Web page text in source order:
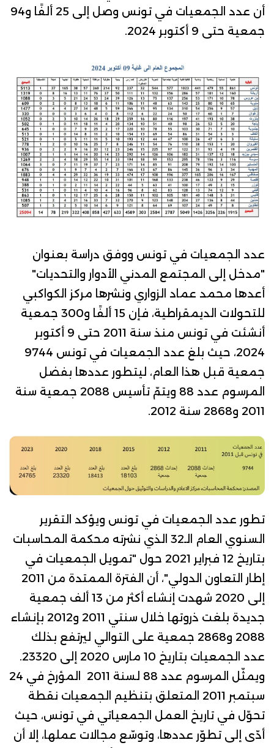
أن عدد الجمعيات في تونس وصل إلى 25 ألفًا و94
جمعية حتى 9 أكتوبر 2024.
عدد الجمعيات في تونس ووفق دراسة بعنوان
"مدخل إلى المجتمع المدني الأدوار والتحديات"
أعدها محمد عماد الزواري ونشرها مركز الكواكبي
للتحولات الديمقراطية
، فإن 15 ألفًا و300 جمعية
أنشئت في تونس منذ سنة 2011 حتى 9 أكتوبر
2024، حيث بلغ عدد الجمعيات في تونس 9744
جمعية قبل هذا العام، ليتطور عددها بفضل
المرسوم عدد 88
ويتمّ تأسيس 2088 جمعية سنة
2011 و2868 سنة 2012.
تطور عدد الجمعيات في تونس ويؤكد التقرير
السنوي العام الـ32 الذي نشرته
محكمة المحاسبات
بتاريخ 12 فبراير 2021 حول "تمويل الجمعيات في
إطار التعاون الدولي"، أن
الفترة الممتدة من 2011
إلى 2020 شهدت إنشاء أكثر من 13 ألف جمعية
جديدة بلغت ذروتها خلال سنتي 2011 و2012 بإنشاء
2088 و2868 جمعية على التوالي ليرتفع بذلك
عدد الجمعيات بتاريخ 10 مارس 2020 إلى 23320
.
ويمثّل المرسوم عدد 88 لسنة 2011
المؤرخ في 24
سبتمبر 2011 المتعلق بتنظيم الجمعيات نقطة
تحوّل في تاريخ العمل الجمعياتي في تونس، حيث
أدّى إلى تطوّر عددها، وتوسّع مجالات عملها، إلا أن